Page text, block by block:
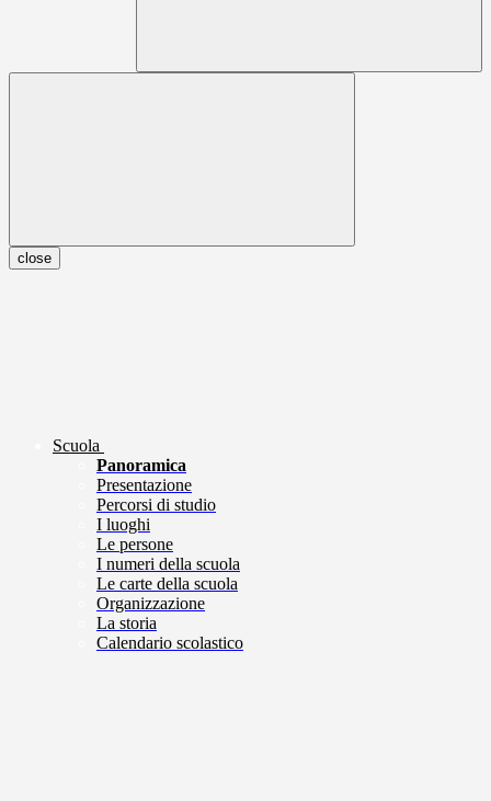
close
Scuola
Panoramica
Presentazione
Percorsi di studio
I luoghi
Le persone
I numeri della scuola
Le carte della scuola
Organizzazione
La storia
Calendario scolastico